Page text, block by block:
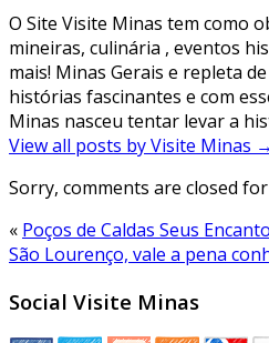
O Site Visite Minas tem como
mineiras, culinária , eventos
mais! Minas Gerais e repleta
histórias fascinantes e com
Minas nasceu tentar levar a
View all posts by Visite Minas →
Sorry, comments are closed
« Poços de Caldas Seus
São Lourenço, vale a pena
Social Visite Minas